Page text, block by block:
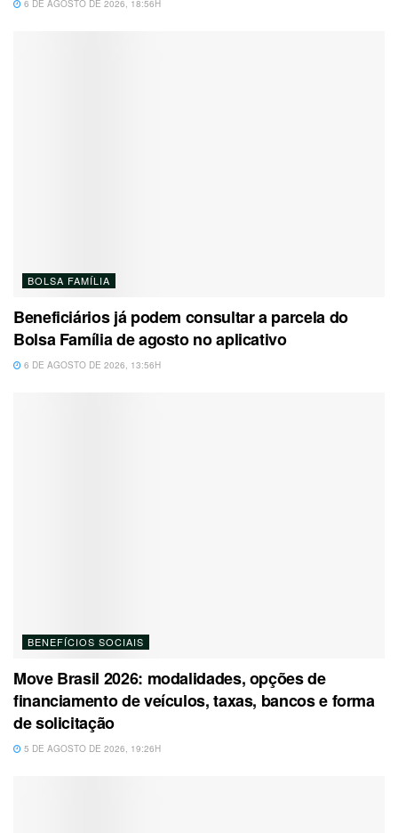
6 DE AGOSTO DE 2026, 18:56H
BOLSA FAMÍLIA
Beneficiários já podem consultar a parcela do
Bolsa Família de agosto no aplicativo
6 DE AGOSTO DE 2026, 13:56H
BENEFÍCIOS SOCIAIS
Move Brasil 2026: modalidades, opções de
financiamento de veículos, taxas, bancos e forma
de solicitação
5 DE AGOSTO DE 2026, 19:26H